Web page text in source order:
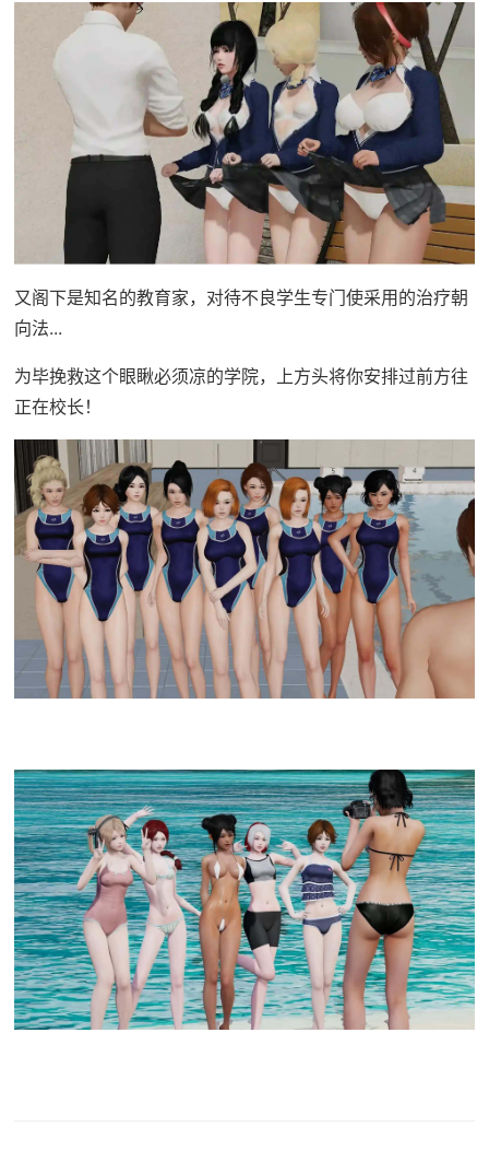
又阁下是知名的教育家，对待不良学生专门使采用的治疗朝
向法...
为毕挽救这个眼瞅必须凉的学院，上方头将你安排过前方往
正在校长！